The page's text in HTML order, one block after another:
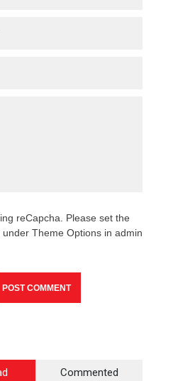
reCapcha. Please set the
Theme Options in admin
Commented